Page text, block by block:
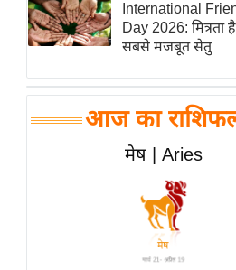
यंग इंडिया
साहित्य जगत
न्यूज ब्रीफ
मनोरंजन जगत
बॉलीवुड
फिल्म समीक्षा
International
Day 2026: मित्रता
सबसे मजबूत सेतु
आज का
मेष | Aries